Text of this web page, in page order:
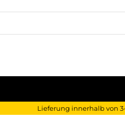
Lieferung innerhalb von